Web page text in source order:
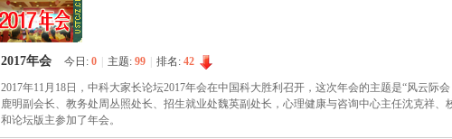
›
2017年会 今日: 0 主题: 99 排名: 42
2017年11月18日，中科大家长论坛2017年会在中国科大胜利召开，这次年会的主题是“风云际
鹿明副会长、教务处周丛照处长、招生就业处魏英副处长，心理健康与咨询中心主任沈克祥
和论坛版主参加了年会。